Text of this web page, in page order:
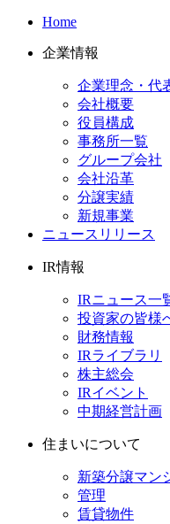
Home
企業情報
企業理念・代
会社概要
役員構成
事務所一覧
グループ会社
会社沿革
分譲実績
新規事業
ニュースリリース
IR情報
IRニュース一
投資家の皆様
財務情報
IRライブラリ
株主総会
IRイベント
中期経営計画
住まいについて
新築分譲マン
管理
賃貸物件